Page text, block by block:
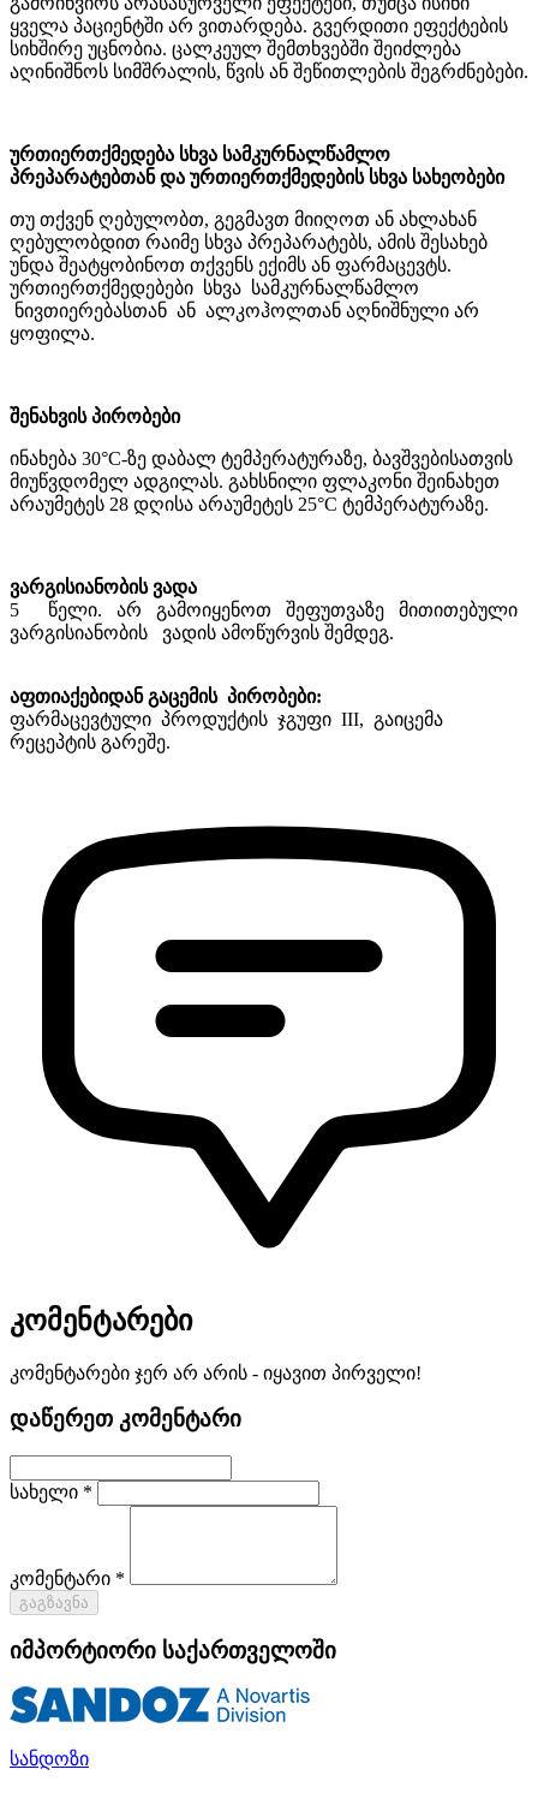
ყველა პაციენტში არ ვითარდება. გვერდითი ეფექტების
სიხშირე უცნობია. ცალკეულ შემთხვებში შეიძლება
აღინიშნოს სიმშრალის, წვის ან შეწითლების შეგრძნებები.
ურთიერთქმედება სხვა სამკურნალწამლო
პრეპარატებთან და ურთიერთქმედების სხვა სახეობები
თუ თქვენ ღებულობთ, გეგმავთ მიიღოთ ან ახლახან
ღებულობდით რაიმე სხვა პრეპარატებს, ამის შესახებ
უნდა შეატყობინოთ თქვენს ექიმს ან ფარმაცევტს.
ურთიერთქმედებები სხვა სამკურნალწამლო
ნივთიერებასთან ან ალკოჰოლთან აღნიშნული არ
ყოფილა.
შენახვის პირობები
ინახება 30°С-ზე დაბალ ტემპერატურაზე, ბავშვებისათვის
მიუწვდომელ ადგილას. გახსნილი ფლაკონი შეინახეთ
არაუმეტეს 28 დღისა არაუმეტეს 25°С ტემპერატურაზე.
ვარგისიანობის ვადა
5 წელი. არ გამოიყენოთ შეფუთვაზე მითითებული
ვარგისიანობის ვადის ამოწურვის შემდეგ.
აფთიაქებიდან გაცემის პირობები:
ფარმაცევტული პროდუქტის ჯგუფი III, გაიცემა
რეცეპტის გარეშე.
კომენტარები
კომენტარები ჯერ არ არის - იყავით პირველი!
დაწერეთ კომენტარი
სახელი *
კომენტარი *
გაგზავნა
იმპორტიორი საქართველოში
სანდოზი